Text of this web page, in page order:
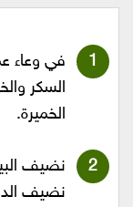
في وعاء
الخميرة.
نضيف
نضيف